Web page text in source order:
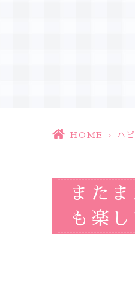
HOME > ハ
また
も楽